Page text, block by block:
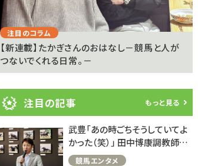
注目のコラム
【新連載】たかぎさんのおはなし－競馬と人が
つないでくれる日常。－
注目の記事 もっと見る
武豊「あの時ごちそうしていてよ
かった（笑）」 田中博康調教師と
のフランスでの思い出を語る
競馬エンタメ